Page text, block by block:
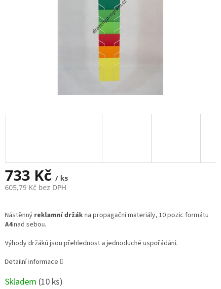
733 Kč / ks
605,79 Kč bez DPH
cena:
Nástěnný reklamní držákna propagační materiály, 10 pozic formátu
A4nad sebou.
Výhody držáků jsou přehlednost a jednoduché uspořádání.
Detailní informace
Skladem (10 ks)